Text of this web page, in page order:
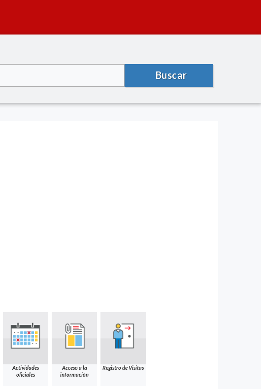
Buscar
Actividades
oficiales
Acceso a la
información
Registro de Visitas